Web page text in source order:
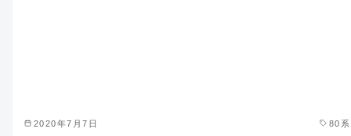
2020年7月7日 80系